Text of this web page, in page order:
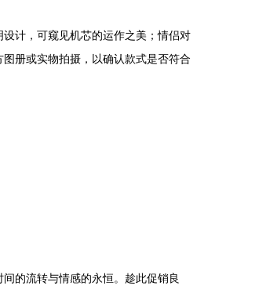
计，可窥见机芯的运作之美；情侣对
册或实物拍摄，以确认款式是否符合
的流转与情感的永恒。趁此促销良